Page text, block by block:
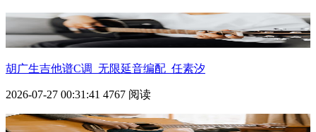
胡广生吉他谱C调_无限延音编配_任素汐
2026-07-27 00:31:41 4767 阅读